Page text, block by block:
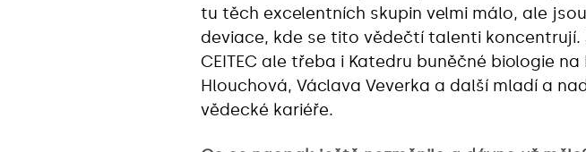
tu těch excelentních skupin velmi málo, ale
deviace, kde se tito vědečtí talenti koncentrují.
CEITEC ale třeba i Katedru buněčné biologie
Hlouchová, Václava Veverka a další mladí a
vědecké kariéře.